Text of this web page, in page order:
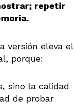
repetir
versión eleva el
porque:
sino la calidad
de probar